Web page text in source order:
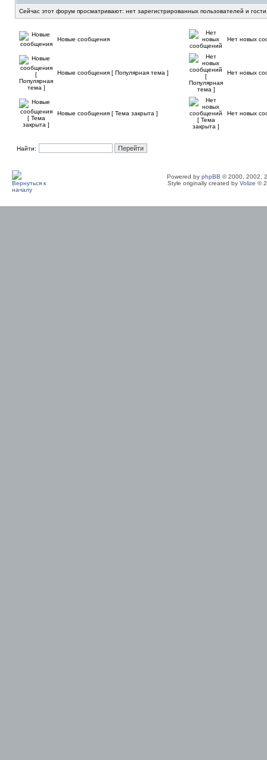
Сейчас этот форум просматривают: нет зарегистрированных пользователей и
Новые сообщения Нет новых
Новые сообщения [ Популярная тема ] Нет новых
Новые сообщения [ Тема закрыта ] Нет новых
Найти:
Powered by phpBB © 2000, 2002,
Style originally created by Volize ©